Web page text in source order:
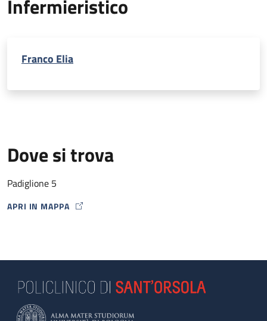
Infermieristico
Franco Elia
Dove si trova
Padiglione 5
APRI IN MAPPA
MAP ICON